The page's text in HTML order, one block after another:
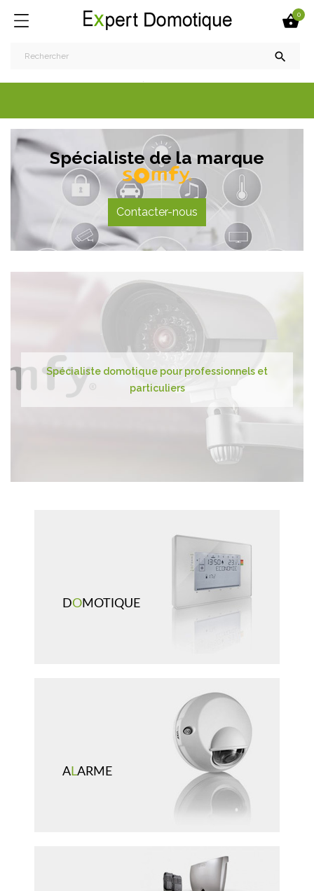
0

Spécialiste de la marque
Contacter-nous
Spécialiste domotique pour professionnels et
particuliers
DOMOTIQUE
ALARME